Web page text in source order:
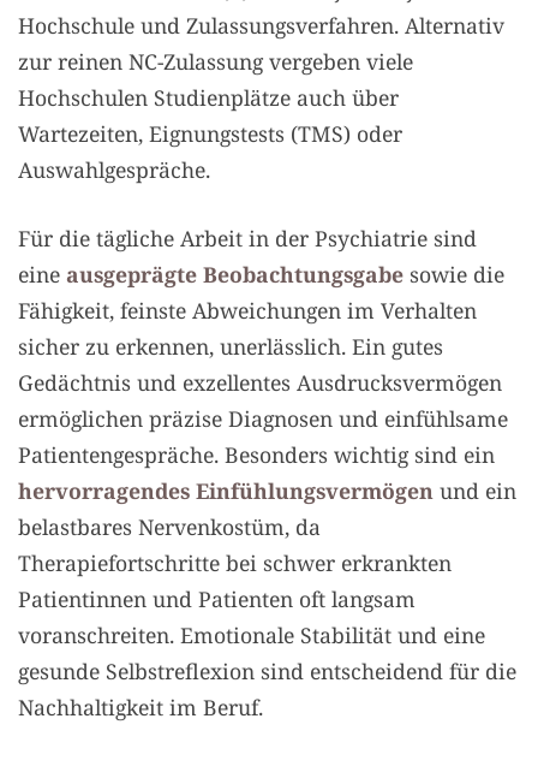
Hochschule und Zulassungsverfahren. Alternativ
zur reinen NC-Zulassung vergeben viele
Hochschulen Studienplätze auch über
Wartezeiten, Eignungstests (TMS) oder
Auswahlgespräche.
Für die tägliche Arbeit in der Psychiatrie sind
eine ausgeprägte Beobachtungsgabe sowie die
Fähigkeit, feinste Abweichungen im Verhalten
sicher zu erkennen, unerlässlich. Ein gutes
Gedächtnis und exzellentes Ausdrucksvermögen
ermöglichen präzise Diagnosen und einfühlsame
Patientengespräche. Besonders wichtig sind ein
hervorragendes Einfühlungsvermögen und ein
belastbares Nervenkostüm, da
Therapiefortschritte bei schwer erkrankten
Patientinnen und Patienten oft langsam
voranschreiten. Emotionale Stabilität und eine
gesunde Selbstreflexion sind entscheidend für die
Nachhaltigkeit im Beruf.